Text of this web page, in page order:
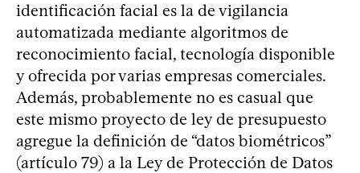
identificación facial es la de vigilancia
automatizada mediante algoritmos de
reconocimiento facial, tecnología disponible
y ofrecida por varias empresas comerciales.
Además, probablemente no es casual que
este mismo proyecto de ley de presupuesto
agregue la definición de “datos biométricos”
(artículo 79) a la Ley de Protección de Datos